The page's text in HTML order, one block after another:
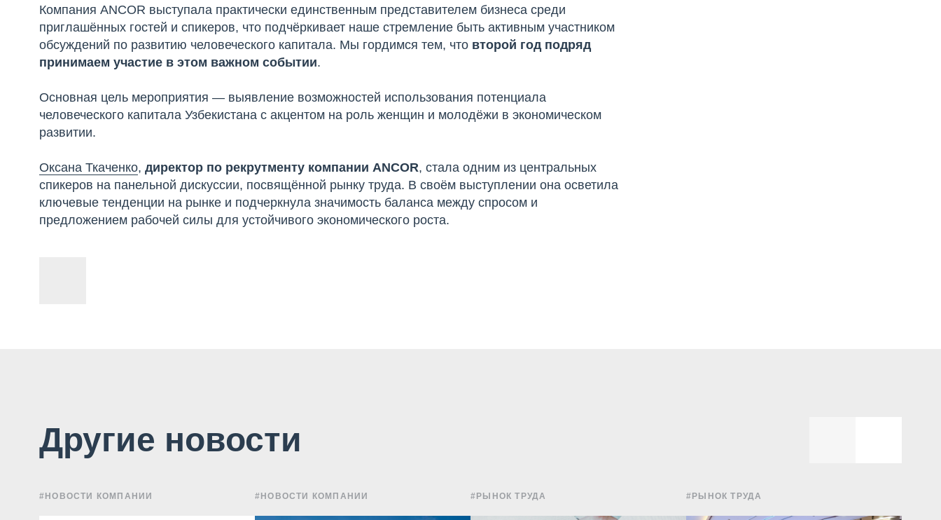
Компания ANCOR выступала практически единственным представителем бизнеса среди
приглашённых гостей и спикеров, что подчёркивает наше стремление быть активным участником
обсуждений по развитию человеческого капитала. Мы гордимся тем, что второй год подряд
принимаем участие в этом важном событии.
Основная цель мероприятия — выявление возможностей использования потенциала
человеческого капитала Узбекистана с акцентом на роль женщин и молодёжи в экономическом
развитии.
Оксана Ткаченко,директор по рекрутменту компании ANCOR, стала одним из центральных
спикеров на панельной дискуссии, посвящённой рынку труда. В своём выступлении она осветила
ключевые тенденции на рынке и подчеркнула значимость баланса между спросом и
предложением рабочей силы для устойчивого экономического роста.
Другие новости
#НОВОСТИ КОМПАНИИ #НОВОСТИ КОМПАНИИ #РЫНОК ТРУДА #РЫНОК ТРУДА